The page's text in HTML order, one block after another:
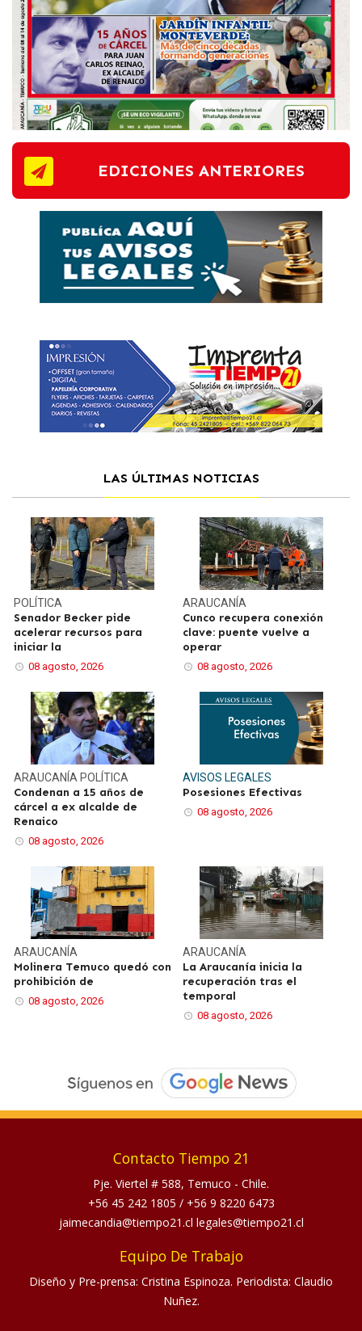
EDICIONES ANTERIORES
LAS ÚLTIMAS NOTICIAS
POLÍTICA
Senador Becker pide
acelerar recursos para
iniciar la
08 agosto, 2026
ARAUCANÍA
Cunco recupera conexión
clave: puente vuelve a
operar
08 agosto, 2026
ARAUCANÍA POLÍTICA
Condenan a 15 años de
cárcel a ex alcalde de
Renaico
08 agosto, 2026
AVISOS LEGALES
Posesiones Efectivas
08 agosto, 2026
ARAUCANÍA
Molinera Temuco quedó con
prohibición de
08 agosto, 2026
ARAUCANÍA
La Araucanía inicia la
recuperación tras el
temporal
08 agosto, 2026
Contacto Tiempo 21
Pje. Viertel # 588, Temuco - Chile.
+56 45 242 1805 / +56 9 8220 6473
jaimecandia@tiempo21.cl legales@tiempo21.cl
Equipo De Trabajo
Diseño y Pre-prensa: Cristina Espinoza. Periodista: Claudio
Nuñez.